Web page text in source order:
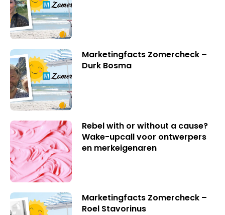
Marketingfacts Zomercheck –
Durk Bosma
Rebel with or without a cause?
Wake-upcall voor ontwerpers
en merkeigenaren
Marketingfacts Zomercheck –
Roel Stavorinus